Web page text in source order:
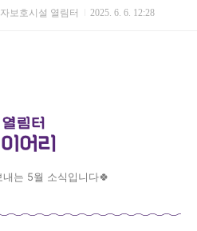
보호시설 열림터 2025. 6. 6. 12:28
는 5월 소식입니다🍀